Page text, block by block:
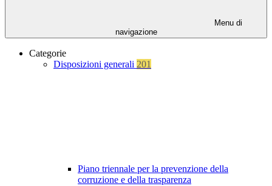
Menu di
navigazione
Categorie
Disposizioni generali 201
Piano triennale per la prevenzione della
corruzione e della trasparenza